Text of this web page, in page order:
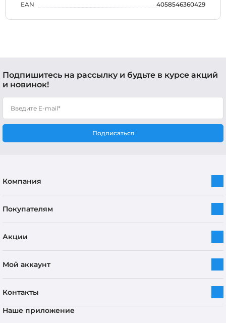
EAN 4058546360429
Подпишитесь на рассылку и будьте в курсе акций
и новинок!
Подписаться
Компания
Покупателям
Акции
Мой аккаунт
Контакты
Наше приложение